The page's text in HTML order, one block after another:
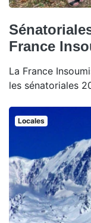
France
La France
les sénatoriales
Locales